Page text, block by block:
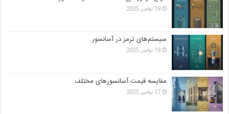
18 نوامبر, 2025
سیستم‌های ترمز در آسانسور
18 نوامبر, 2025
مقایسه قیمت آسانسورهای مختلف
17 نوامبر, 2025